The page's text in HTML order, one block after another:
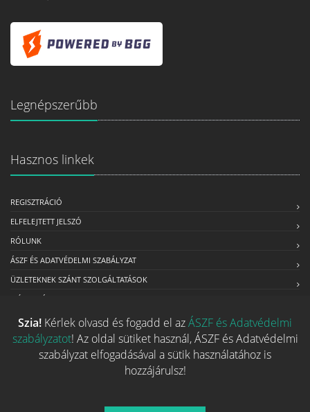
Legnépszerűbb
Hasznos linkek
REGISZTRÁCIÓ
ELFELEJTETT JELSZÓ
RÓLUNK
ÁSZF ÉS ADATVÉDELMI SZABÁLYZAT
ÜZLETEKNEK SZÁNT SZOLGÁLTATÁSOK
MÉDIAAJÁNLAT
Kapcsolat
Szia! Kérlek olvasd és fogadd el azÁSZF és Adatvédelmi
szabályzatot! Az oldal sütiket használ, ÁSZF és Adatvédelmi
szabályzat elfogadásával a sütik használatához is
hozzájárulsz!